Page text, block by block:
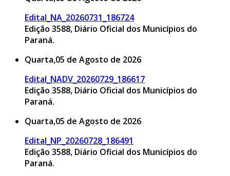
Edital_NA_20260731_186724
Edição 3588, Diário Oficial dos Municípios do
Paraná.
Quarta,05 de Agosto de 2026
Edital_NADV_20260729_186617
Edição 3588, Diário Oficial dos Municípios do
Paraná.
Quarta,05 de Agosto de 2026
Edital_NP_20260728_186491
Edição 3588, Diário Oficial dos Municípios do
Paraná.